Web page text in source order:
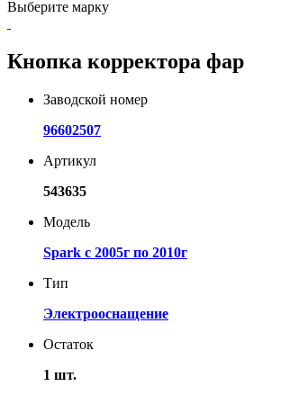
Выберите марку
Кнопка корректора фар
Заводской номер
96602507
Артикул
543635
Модель
Spark с 2005г по 2010г
Тип
Электрооснащение
Остаток
1 шт.